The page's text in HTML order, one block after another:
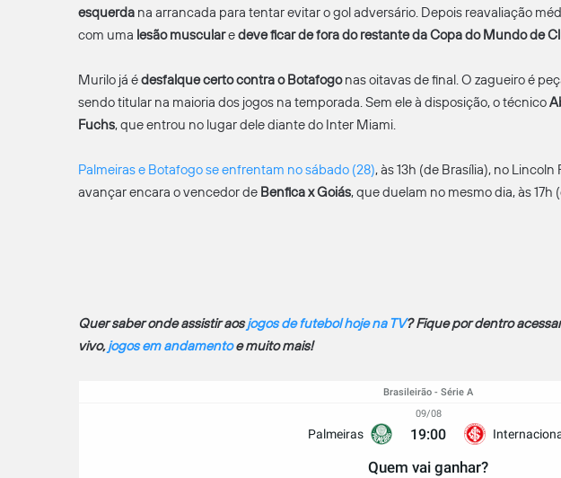
esquerda na arrancada para tentar evitar o gol adversário. Depois reavaliação
com uma lesão muscularedeve ficar de fora do restante da Copa do Mundo de
Murilo já édesfalque certo contra o Botafogonas oitavas de final. O zagueiro é
sendo titular na maioria dos jogos na temporada. Sem ele à disposição, o técnico
Fuchs, que entrou no lugar dele diante do Inter Miami.
Palmeiras e Botafogo se enfrentam no sábado (28), às 13h (de Brasília), no
avançar encara o vencedor de Benfica x Goiás, que duelam no mesmo dia, às 17h
Quer saber onde assistir aosjogos de futebol hoje na TV? Fique por dentro
vivo,jogos em andamentoe muito mais!
Brasileirão - Série A
Palmeiras
09/08
19:00
Quem vai ganhar?